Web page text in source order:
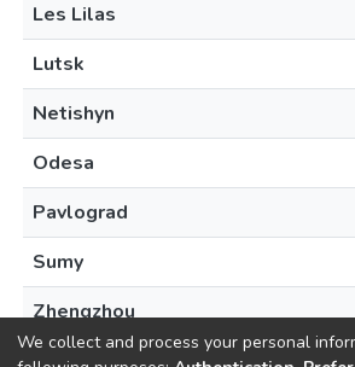
Les Lilas
Lutsk
Netishyn
Odesa
Pavlograd
Sumy
Zhengzhou
We collect and process your personal